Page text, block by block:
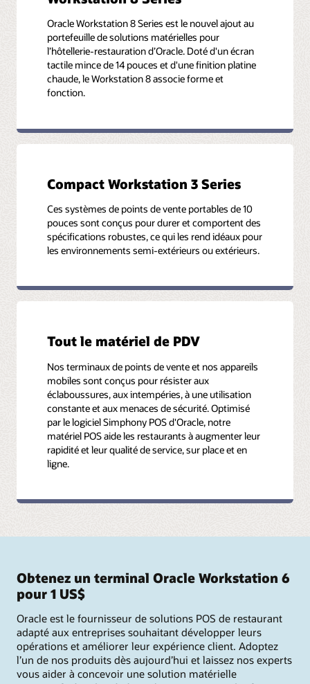
Oracle Workstation 8 Series est le nouvel ajout au
portefeuille de solutions matérielles pour
l’hôtellerie-restauration d’Oracle. Doté d'un écran
tactile mince de 14 pouces et d'une finition platine
chaude, le Workstation 8 associe forme et
fonction.
Compact Workstation 3 Series
Ces systèmes de points de vente portables de 10
pouces sont conçus pour durer et comportent des
spécifications robustes, ce qui les rend idéaux pour
les environnements semi-extérieurs ou extérieurs.
Tout le matériel de PDV
Nos terminaux de points de vente et nos appareils
mobiles sont conçus pour résister aux
éclaboussures, aux intempéries, à une utilisation
constante et aux menaces de sécurité. Optimisé
par le logiciel Simphony POS d'Oracle, notre
matériel POS aide les restaurants à augmenter leur
rapidité et leur qualité de service, sur place et en
ligne.
Obtenez un terminal Oracle Workstation 6
pour 1 US$
Oracle est le fournisseur de solutions POS de restaurant
adapté aux entreprises souhaitant développer leurs
opérations et améliorer leur expérience client. Adoptez
l’un de nos produits dès aujourd’hui et laissez nos experts
vous aider à concevoir une solution matérielle